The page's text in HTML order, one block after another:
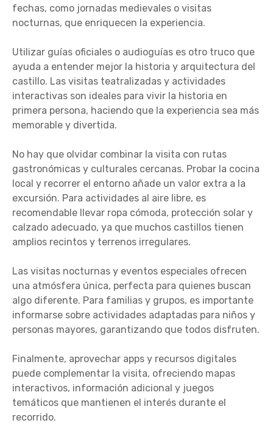
fechas, como jornadas medievales o visitas
nocturnas, que enriquecen la experiencia.
Utilizar guías oficiales o audioguías es otro truco que
ayuda a entender mejor la historia y arquitectura del
castillo. Las visitas teatralizadas y actividades
interactivas son ideales para vivir la historia en
primera persona, haciendo que la experiencia sea más
memorable y divertida.
No hay que olvidar combinar la visita con rutas
gastronómicas y culturales cercanas. Probar la cocina
local y recorrer el entorno añade un valor extra a la
excursión. Para actividades al aire libre, es
recomendable llevar ropa cómoda, protección solar y
calzado adecuado, ya que muchos castillos tienen
amplios recintos y terrenos irregulares.
Las visitas nocturnas y eventos especiales ofrecen
una atmósfera única, perfecta para quienes buscan
algo diferente. Para familias y grupos, es importante
informarse sobre actividades adaptadas para niños y
personas mayores, garantizando que todos disfruten.
Finalmente, aprovechar apps y recursos digitales
puede complementar la visita, ofreciendo mapas
interactivos, información adicional y juegos
temáticos que mantienen el interés durante el
recorrido.